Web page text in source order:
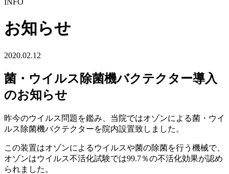
INFO
お知らせ
2020.02.12
菌・ウイルス除菌機バクテクター導入
のお知らせ
昨今のウイルス問題を鑑み、当院ではオゾンによる菌・ウイ
ルス除菌機バクテクターを院内設置致しました。
この装置はオゾンによるウイルスや菌の除菌を行う機械で、
オゾンはウイルス不活化試験では99.7％の不活化効果が認め
られました。